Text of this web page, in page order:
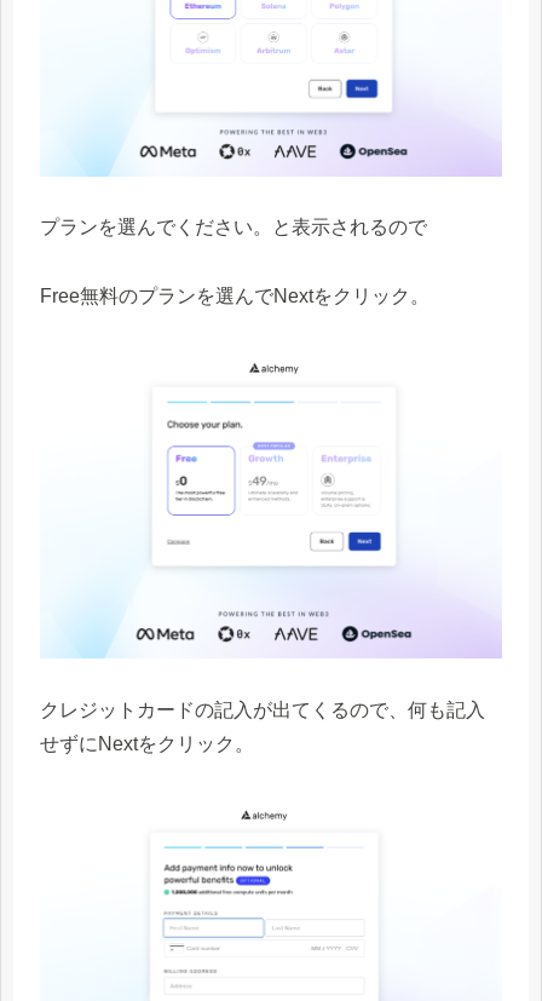
プランを選んでください。と表示されるので
Free無料のプランを選んでNextをクリック。
クレジットカードの記入が出てくるので、何も記入
せずにNextをクリック。